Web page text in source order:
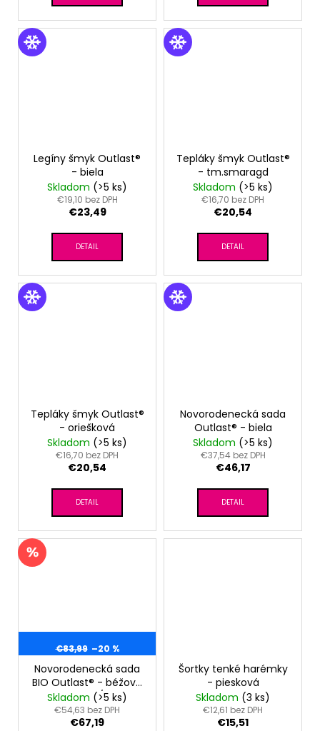
Legíny šmyk Outlast®
- biela
Skladom (>5 ks)
€19,10 bez DPH
€23,49
DETAIL
Tepláky šmyk Outlast®
- tm.smaragd
Skladom (>5 ks)
€16,70 bez DPH
€20,54
DETAIL
Tepláky šmyk Outlast®
- oriešková
Skladom (>5 ks)
€16,70 bez DPH
€20,54
DETAIL
Novorodenecká sada
Outlast® - biela
Skladom (>5 ks)
€37,54 bez DPH
€46,17
DETAIL
€83,99 –20 %
Novorodenecká sada
BIO Outlast® - béžová
hviezdičky/biela
Skladom (>5 ks)
€54,63 bez DPH
€67,19
Šortky tenké harémky
- piesková
Skladom (3 ks)
€12,61 bez DPH
€15,51